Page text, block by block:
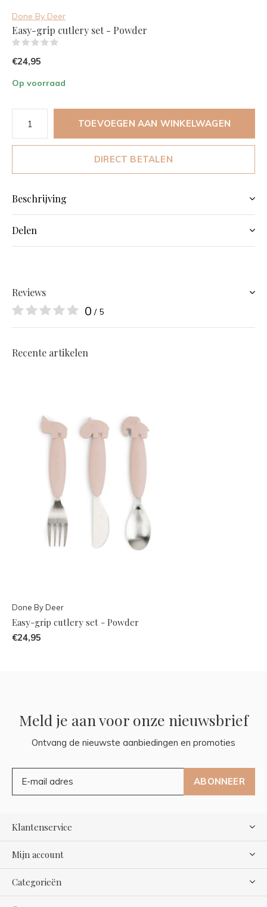
Done By Deer
Easy-grip cutlery set - Powder
€24,95
Op voorraad
TOEVOEGEN AAN WINKELWAGEN
DIRECT BETALEN
Beschrijving
Delen
Reviews
0 / 5
Recente artikelen
Done By Deer
Easy-grip cutlery set - Powder
€24,95
Meld je aan voor onze nieuwsbrief
Ontvang de nieuwste aanbiedingen en promoties
ABONNEER
Klantenservice
Mijn account
Categorieën